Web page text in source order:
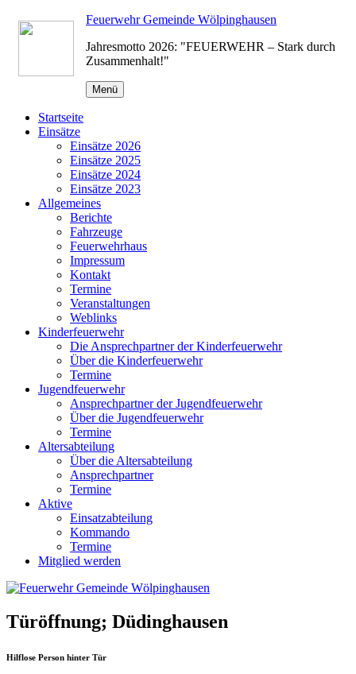
Zum
Inhalt
Feuerwehr Gemeinde Wölpinghausen
Jahresmotto 2026: "FEUERWEHR – Stark durch
Zusammenhalt!"
Menü
Startseite
Einsätze
Einsätze 2026
Einsätze 2025
Einsätze 2024
Einsätze 2023
Allgemeines
Berichte
Fahrzeuge
Feuerwehrhaus
Impressum
Kontakt
Termine
Veranstaltungen
Weblinks
Kinderfeuerwehr
Die Ansprechpartner der Kinderfeuerwehr
Über die Kinderfeuerwehr
Termine
Jugendfeuerwehr
Ansprechpartner der Jugendfeuerwehr
Über die Jugendfeuerwehr
Termine
Altersabteilung
Über die Altersabteilung
Ansprechpartner
Termine
Aktive
Einsatzabteilung
Kommando
Termine
Mitglied werden
Türöffnung; Düdinghausen
Hilflose Person hinter Tür